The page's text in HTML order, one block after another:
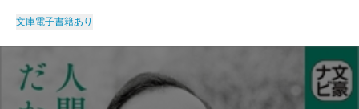
文庫電子書籍あり